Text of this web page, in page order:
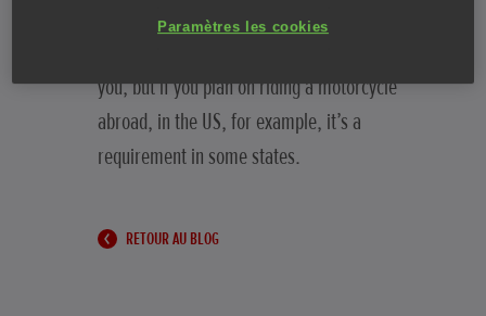
and hazard identification. Not only is a
you, but if you plan on riding a motorcycle
abroad, in the US, for example, it’s a
requirement in some states.
RETOUR AU BLOG
Paramètres les cookies